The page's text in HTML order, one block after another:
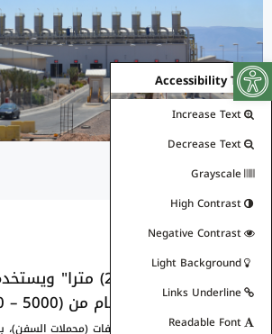
Open toolbar
Accessibility Tools
Increase Text
Decrease Text
Grayscale
High Contrast
Negative Contrast
Light Background
Links Underline
Readable Font
منطقة الرصيف البحري
يبلغ طول الرصيف (250)
للسفن، وبمختلف الأحجام من (5000 – 100000) طن،